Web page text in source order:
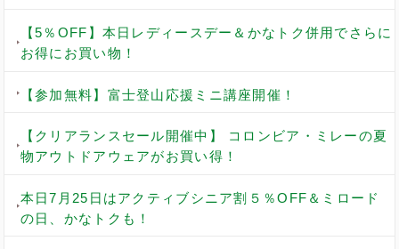
【5％OFF】本日レディースデー＆かなトク併用でさらに
お得にお買い物！
【参加無料】富士登山応援ミニ講座開催！
【クリアランスセール開催中】 コロンビア・ミレーの夏
物アウトドアウェアがお買い得！
本日7月25日はアクティブシニア割５％OFF＆ミロード
の日、かなトクも！